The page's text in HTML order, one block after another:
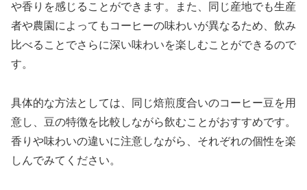
や香りを感じることができます。また、同じ産地でも生産
者や農園によってもコーヒーの味わいが異なるため、飲み
比べることでさらに深い味わいを楽しむことができるので
す。
具体的な方法としては、同じ焙煎度合いのコーヒー豆を用
意し、豆の特徴を比較しながら飲むことがおすすめです。
香りや味わいの違いに注意しながら、それぞれの個性を楽
しんでみてください。